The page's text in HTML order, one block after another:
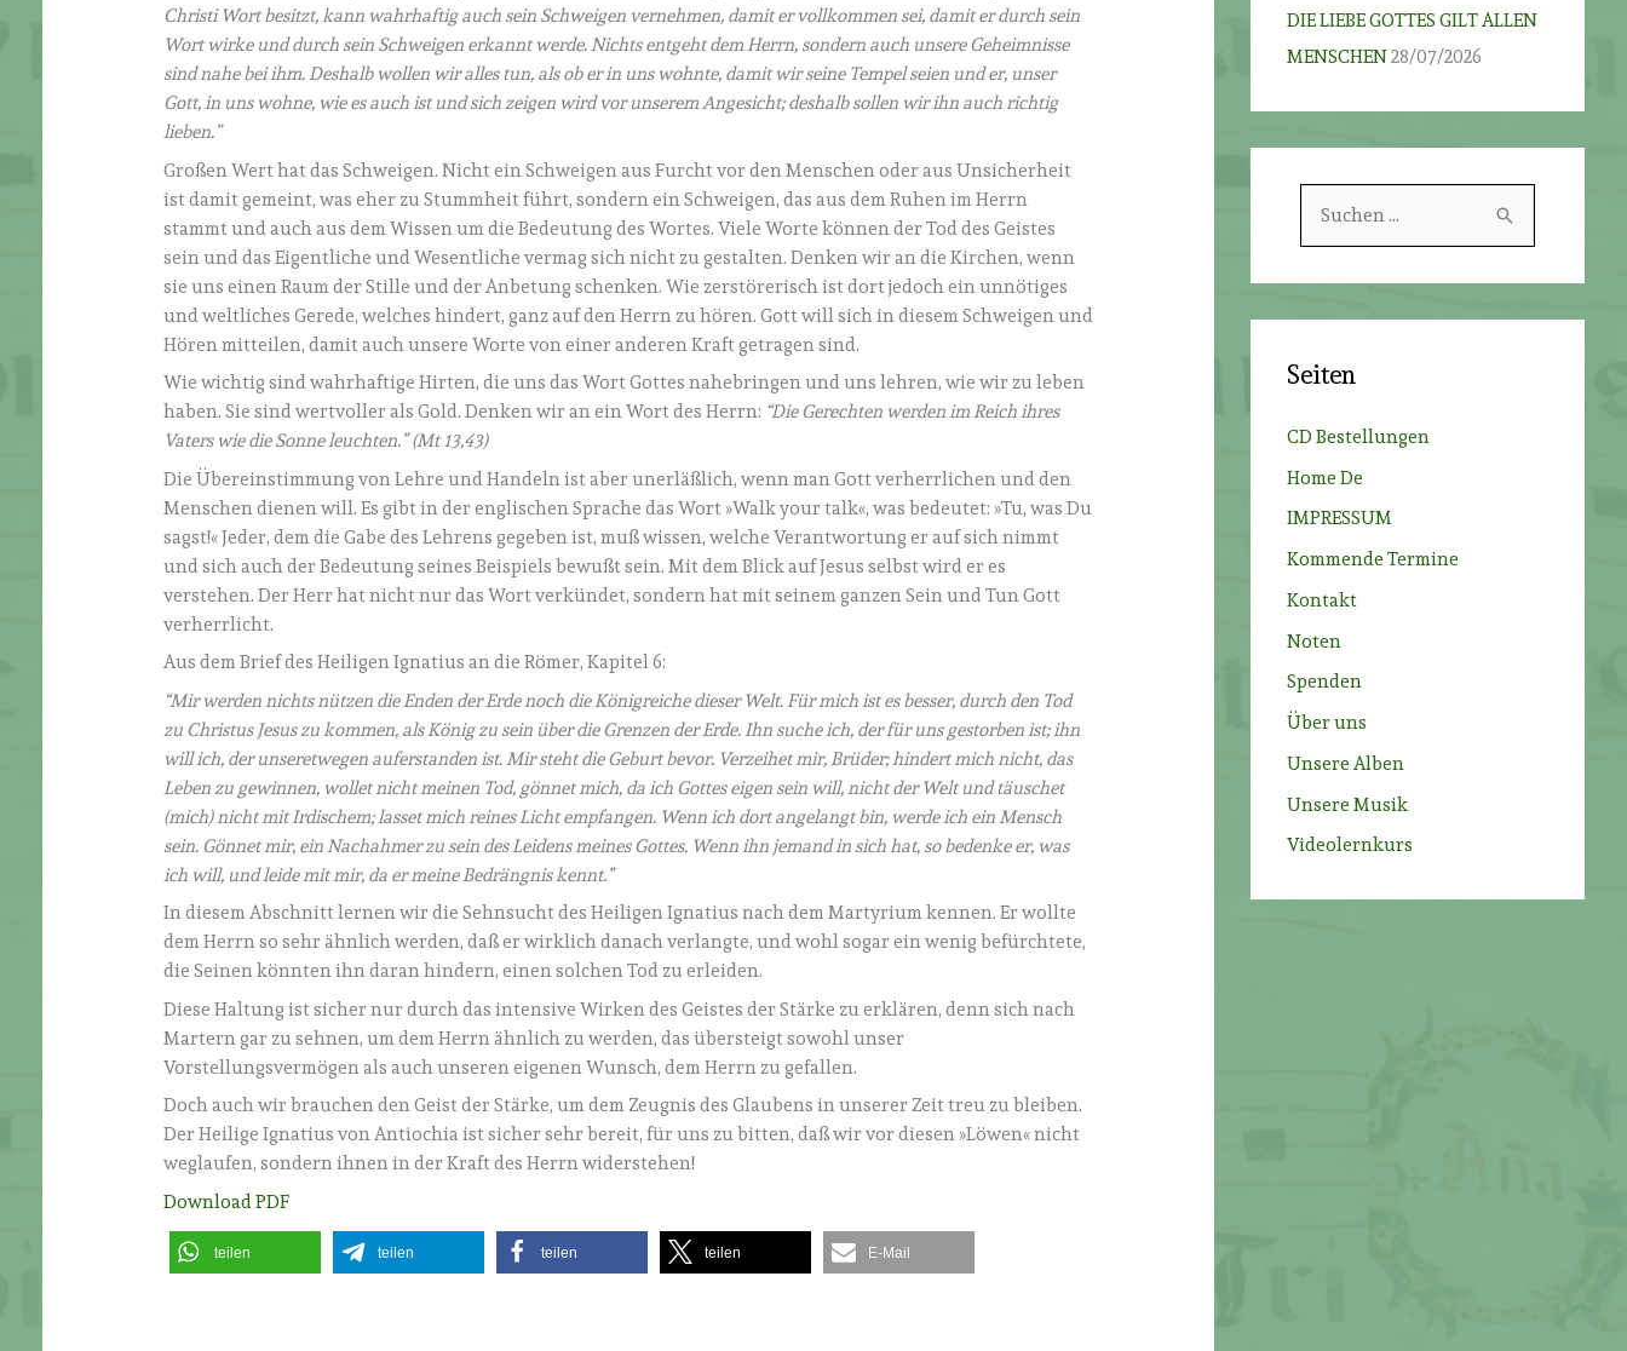
Christi Wort besitzt, kann wahrhaftig auch sein Schweigen vernehmen, damit er vollkommen sei, damit er durch sein
Wort wirke und durch sein Schweigen erkannt werde. Nichts entgeht dem Herrn, sondern auch unsere Geheimnisse
sind nahe bei ihm. Deshalb wollen wir alles tun, als ob er in uns wohnte, damit wir seine Tempel seien und er, unser
Gott, in uns wohne, wie es auch ist und sich zeigen wird vor unserem Angesicht; deshalb sollen wir ihn auch richtig
lieben.”
Großen Wert hat das Schweigen. Nicht ein Schweigen aus Furcht vor den Menschen oder aus Unsicherheit
ist damit gemeint, was eher zu Stummheit führt, sondern ein Schweigen, das aus dem Ruhen im Herrn
stammt und auch aus dem Wissen um die Bedeutung des Wortes. Viele Worte können der Tod des Geistes
sein und das Eigentliche und Wesentliche vermag sich nicht zu gestalten. Denken wir an die Kirchen, wenn
sie uns einen Raum der Stille und der Anbetung schenken. Wie zerstörerisch ist dort jedoch ein unnötiges
und weltliches Gerede, welches hindert, ganz auf den Herrn zu hören. Gott will sich in diesem Schweigen und
Hören mitteilen, damit auch unsere Worte von einer anderen Kraft getragen sind.
Wie wichtig sind wahrhaftige Hirten, die uns das Wort Gottes nahebringen und uns lehren, wie wir zu leben
haben. Sie sind wertvoller als Gold. Denken wir an ein Wort des Herrn: “Die Gerechten werden im Reich ihres
Vaters wie die Sonne leuchten.” (Mt 13,43)
Die Übereinstimmung von Lehre und Handeln ist aber unerläßlich, wenn man Gott verherrlichen und den
Menschen dienen will. Es gibt in der englischen Sprache das Wort »Walk your talk«, was bedeutet: »Tu, was Du
sagst!« Jeder, dem die Gabe des Lehrens gegeben ist, muß wissen, welche Verantwortung er auf sich nimmt
und sich auch der Bedeutung seines Beispiels bewußt sein. Mit dem Blick auf Jesus selbst wird er es
verstehen. Der Herr hat nicht nur das Wort verkündet, sondern hat mit seinem ganzen Sein und Tun Gott
verherrlicht.
Aus dem Brief des Heiligen Ignatius an die Römer, Kapitel 6:
“Mir werden nichts nützen die Enden der Erde noch die Königreiche dieser Welt. Für mich ist es besser, durch den Tod
zu Christus Jesus zu kommen, als König zu sein über die Grenzen der Erde. Ihn suche ich, der für uns gestorben ist; ihn
will ich, der unseretwegen auferstanden ist. Mir steht die Geburt bevor. Verzeihet mir, Brüder; hindert mich nicht, das
Leben zu gewinnen, wollet nicht meinen Tod, gönnet mich, da ich Gottes eigen sein will, nicht der Welt und täuschet
(mich) nicht mit Irdischem; lasset mich reines Licht empfangen. Wenn ich dort angelangt bin, werde ich ein Mensch
sein. Gönnet mir, ein Nachahmer zu sein des Leidens meines Gottes. Wenn ihn jemand in sich hat, so bedenke er, was
ich will, und leide mit mir, da er meine Bedrängnis kennt.”
In diesem Abschnitt lernen wir die Sehnsucht des Heiligen Ignatius nach dem Martyrium kennen. Er wollte
dem Herrn so sehr ähnlich werden, daß er wirklich danach verlangte, und wohl sogar ein wenig befürchtete,
die Seinen könnten ihn daran hindern, einen solchen Tod zu erleiden.
Diese Haltung ist sicher nur durch das intensive Wirken des Geistes der Stärke zu erklären, denn sich nach
Martern gar zu sehnen, um dem Herrn ähnlich zu werden, das übersteigt sowohl unser
Vorstellungsvermögen als auch unseren eigenen Wunsch, dem Herrn zu gefallen.
Doch auch wir brauchen den Geist der Stärke, um dem Zeugnis des Glaubens in unserer Zeit treu zu bleiben.
Der Heilige Ignatius von Antiochia ist sicher sehr bereit, für uns zu bitten, daß wir vor diesen »Löwen« nicht
weglaufen, sondern ihnen in der Kraft des Herrn widerstehen!
Download PDF
teilen teilen teilen teilen E-Mail
DIE LIEBE GOTTES GILT ALLEN
MENSCHEN28/07/2026
n
h
:
Seiten
CD Bestellungen
Home De
IMPRESSUM
Kommende Termine
Kontakt
Noten
Spenden
Über uns
Unsere Alben
Unsere Musik
Videolernkurs